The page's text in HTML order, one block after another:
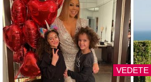
VEDETE